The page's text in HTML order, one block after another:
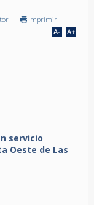
Imprimir
servicio
Oeste de Las